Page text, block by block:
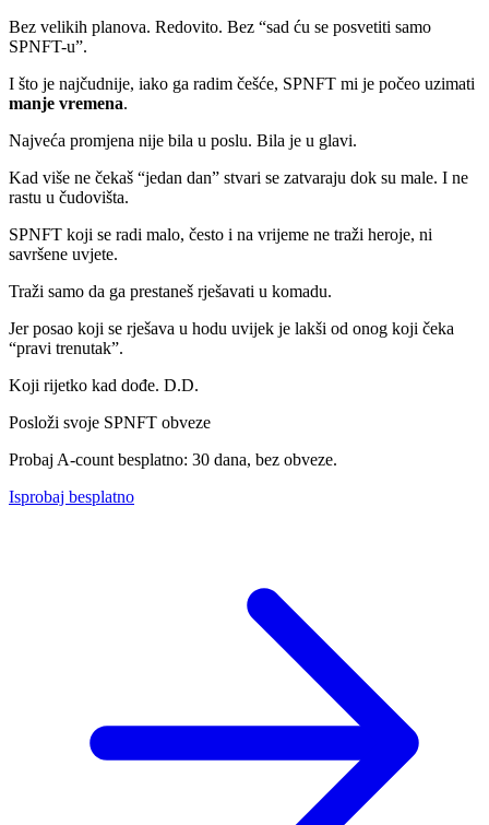
Bez velikih planova. Redovito. Bez “sad ću se posvetiti samo
SPNFT-u”.
I što je najčudnije, iako ga radim češće, SPNFT mi je počeo uzimati
manje vremena.
Najveća promjena nije bila u poslu. Bila je u glavi.
Kad više ne čekaš “jedan dan” stvari se zatvaraju dok su male. I ne
rastu u čudovišta.
SPNFT koji se radi malo, često i na vrijeme ne traži heroje, ni
savršene uvjete.
Traži samo da ga prestaneš rješavati u komadu.
Jer posao koji se rješava u hodu uvijek je lakši od onog koji čeka
“pravi trenutak”.
Koji rijetko kad dođe. D.D.
Posloži svoje SPNFT obveze
Probaj A-count besplatno: 30 dana, bez obveze.
Isprobaj besplatno